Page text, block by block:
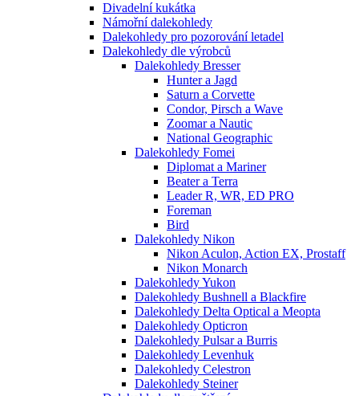
Divadelní kukátka
Námořní dalekohledy
Dalekohledy pro pozorování letadel
Dalekohledy dle výrobců
Dalekohledy Bresser
Hunter a Jagd
Saturn a Corvette
Condor, Pirsch a Wave
Zoomar a Nautic
National Geographic
Dalekohledy Fomei
Diplomat a Mariner
Beater a Terra
Leader R, WR, ED PRO
Foreman
Bird
Dalekohledy Nikon
Nikon Aculon, Action EX, Prostaff
Nikon Monarch
Dalekohledy Yukon
Dalekohledy Bushnell a Blackfire
Dalekohledy Delta Optical a Meopta
Dalekohledy Opticron
Dalekohledy Pulsar a Burris
Dalekohledy Levenhuk
Dalekohledy Celestron
Dalekohledy Steiner